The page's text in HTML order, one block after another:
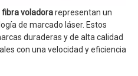
fibra voladorarepresentan un
de marcado láser. Estos
duraderas y de alta calidad
con una velocidad y eficiencia